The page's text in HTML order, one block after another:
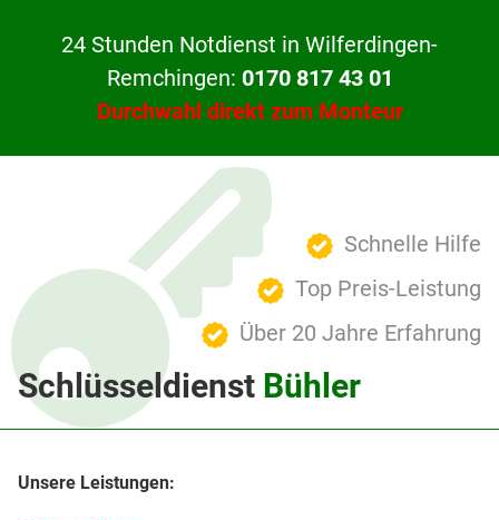
24 Stunden Notdienst in Wilferdingen-
Remchingen: 0170 817 43 01
Durchwahl direkt zum Monteur
Schnelle Hilfe
Top Preis-Leistung
Über 20 Jahre Erfahrung
Schlüsseldienst Bühler